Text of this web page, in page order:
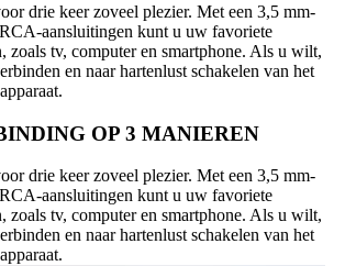
drie keer zoveel plezier. Met een 3,5 mm-
aansluitingen kunt u uw favoriete
zoals tv, computer en smartphone. Als u wilt,
en naar hartenlust schakelen van het
OP 3 MANIEREN
drie keer zoveel plezier. Met een 3,5 mm-
aansluitingen kunt u uw favoriete
zoals tv, computer en smartphone. Als u wilt,
en naar hartenlust schakelen van het